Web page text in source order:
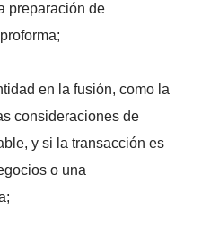
preparación de
en la fusión, como la
consideraciones de
y si la transacción es
o una